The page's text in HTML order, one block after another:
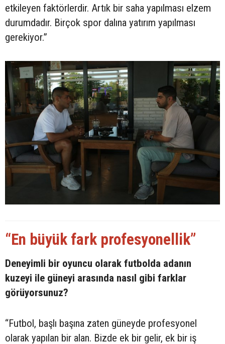
etkileyen faktörlerdir. Artık bir saha yapılması elzem
durumdadır. Birçok spor dalına yatırım yapılması
gerekiyor.”
“En büyük fark profesyonellik”
Deneyimli bir oyuncu olarak futbolda adanın
kuzeyi ile güneyi arasında nasıl gibi farklar
görüyorsunuz?
“Futbol, başlı başına zaten güneyde profesyonel
olarak yapılan bir alan. Bizde ek bir gelir, ek bir iş